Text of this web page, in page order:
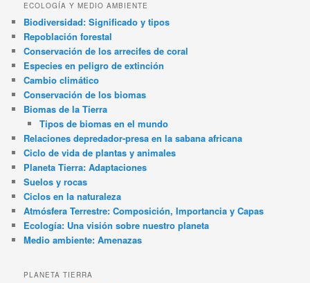
ECOLOGÍA Y MEDIO AMBIENTE
Biodiversidad: Significado y tipos
Repoblación forestal
Conservación de los arrecifes de coral
Especies en peligro de extinción
Cambio climático
Conservación de los biomas
Biomas de la Tierra
Tipos de biomas en el mundo
Relaciones depredador-presa en la sabana africana
Ciclo de vida de plantas y animales
Planeta Tierra: Adaptaciones
Suelos y rocas
Ciclos en la naturaleza
Atmósfera Terrestre: Composición, Importancia y Capas
Ecología: Una visión sobre nuestro planeta
Medio ambiente: Amenazas
PLANETA TIERRA